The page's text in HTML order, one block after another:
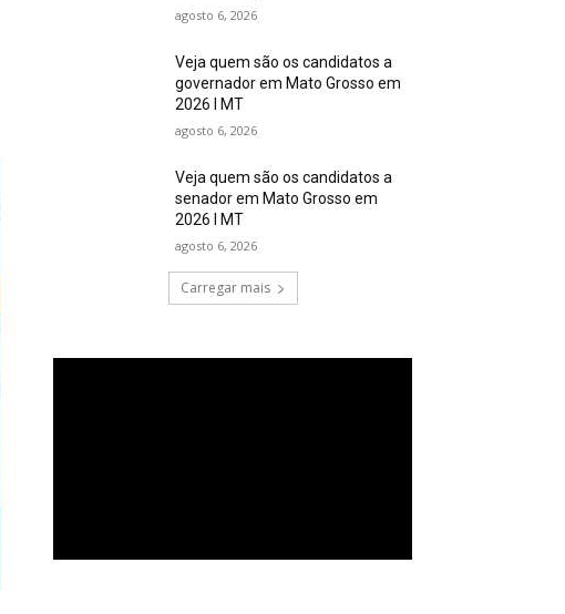
agosto 6, 2026
Veja quem são os candidatos a
governador em Mato Grosso em
2026 I MT
agosto 6, 2026
Veja quem são os candidatos a
senador em Mato Grosso em
2026 I MT
agosto 6, 2026
Carregar mais